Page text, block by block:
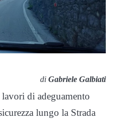
di Gabriele Galbiati
di adeguamento
lungo la Strada